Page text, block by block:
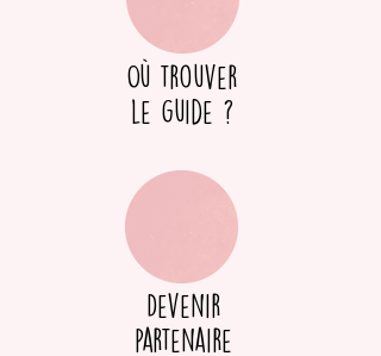
Où trouver
le guide ?
Devenir
partenaire